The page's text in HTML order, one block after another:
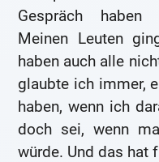
Gespräch
Meinen Leuten
haben auch alle
glaubte ich immer,
haben, wenn ich
doch sei, wenn
würde. Und das hat